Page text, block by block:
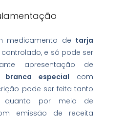
medicamento de tarja
controlado, e só pode ser
apresentação de
especial com
pode ser feita tanto
quanto por meio de
emissão de receita